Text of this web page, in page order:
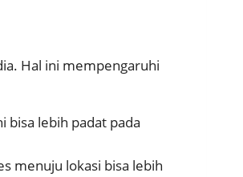
Hal ini mempengaruhi
bisa lebih padat pada
menuju lokasi bisa lebih